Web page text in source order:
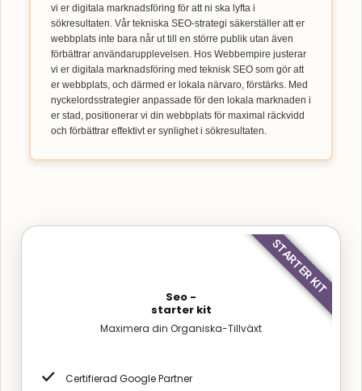
vi er digitala marknadsföring för att ni ska lyfta i
sökresultaten. Vår tekniska SEO-strategi säkerställer att er
webbplats inte bara når ut till en större publik utan även
förbättrar användarupplevelsen. Hos Webbempire justerar
vi er digitala marknadsföring med teknisk SEO som gör att
er webbplats, och därmed er lokala närvaro, förstärks. Med
nyckelordsstrategier anpassade för den lokala marknaden i
er stad, positionerar vi din webbplats för maximal räckvidd
och förbättrar effektivt er synlighet i sökresultaten.
Seo -
starter kit
Maximera din Organiska-Tillväxt
Certifierad Google Partner
STARTER KIT